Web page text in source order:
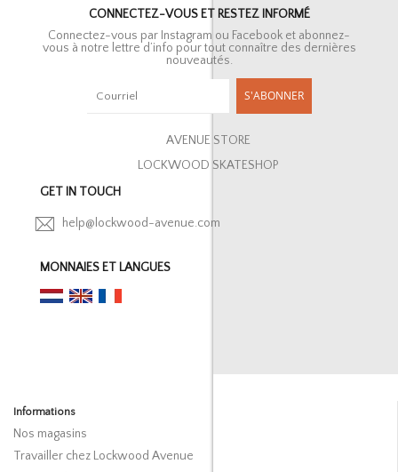
CONNECTEZ-VOUS ET RESTEZ INFORMÉ
Connectez-vous par Instagram ou Facebook et abonnez-
vous à notre lettre d’info pour tout connaître des dernières
nouveautés.
S'ABONNER
AVENUE STORE
LOCKWOOD SKATESHOP
GET IN TOUCH
help@lockwood-avenue.com
MONNAIES ET LANGUES
Informations
Nos magasins
Travailler chez Lockwood Avenue